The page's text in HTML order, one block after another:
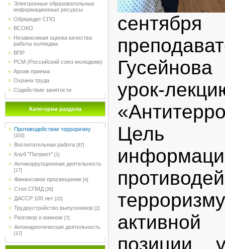
Электронные образовательные
информационные ресурсы
Обркредит СПО
ВСОКО
Независимая оценка качества
работы колледжа
ВПР
РСМ (Российский союз молодежи)
Архив приема
Охрана труда
Содействие занятости
Категории раздела
Противодействие терроризму
[102]
Воспитательная работа [87]
Клуб "Патриот" [1]
Антикоррупционная деятельность
[17]
Финансовое просвещение [4]
Стоп СПИД [26]
ДАССР 100 лет [22]
Трудоустройство выпускников [2]
Разговор о важном [7]
Антинаркотическая деятельность
[17]
урок-
позиции